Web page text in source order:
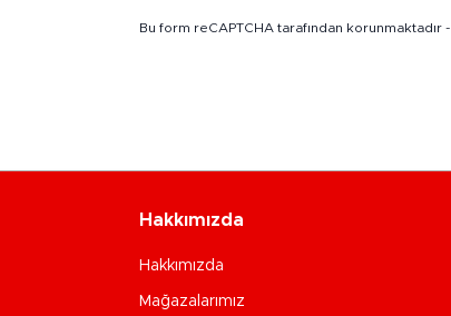
Bu form reCAPTCHA tarafından korunmaktadır -
Hakkımızda
Hakkımızda
Mağazalarımız